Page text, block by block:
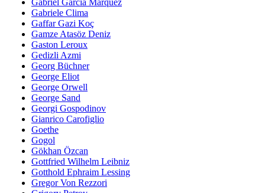
Gabriel Garcia Marquez
Gabriele Clima
Gaffar Gazi Koç
Gamze Atasöz Deniz
Gaston Leroux
Gedizli Azmi
Georg Büchner
George Eliot
George Orwell
George Sand
Georgi Gospodinov
Gianrico Carofiglio
Goethe
Gogol
Gökhan Özcan
Gottfried Wilhelm Leibniz
Gotthold Ephraim Lessing
Gregor Von Rezzori